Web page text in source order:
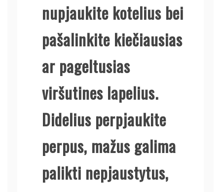
nupjaukite kotelius bei
pašalinkite kiečiausias
ar pageltusias
viršutines lapelius.
Didelius perpjaukite
perpus, mažus galima
palikti nepjaustytus,